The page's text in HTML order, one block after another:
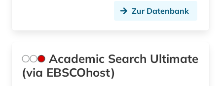
bosnien-herzegowina (1)
brasilien (1)
Sachsen (2)
Sachsen-Anhalt (1)
Schleswig-Holstein (1)
Zur Datenbank
Academic Search Ultimate
(via EBSCOhost)